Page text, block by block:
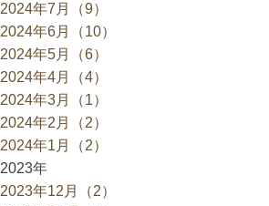
2024年7月（9）
2024年6月（10）
2024年5月（6）
2024年4月（4）
2024年3月（1）
2024年2月（2）
2024年1月（2）
2023年
2023年12月（2）